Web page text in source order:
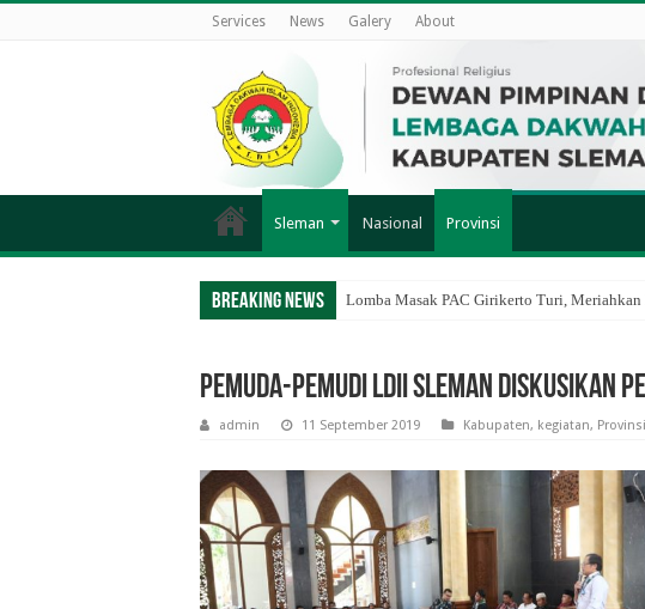
Services News Galery About
Sleman Nasional Provinsi
Breaking News Lomba Masak PAC Girikerto Turi, Meriahkan
Pemuda-Pemudi Ldii Sleman Diskusikan
admin 11 September 2019 Kabupaten, kegiatan, Provinsi